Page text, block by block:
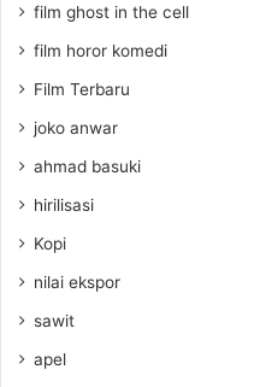
film ghost in the cell
film horor komedi
Film Terbaru
joko anwar
ahmad basuki
hirilisasi
Kopi
nilai ekspor
sawit
apel